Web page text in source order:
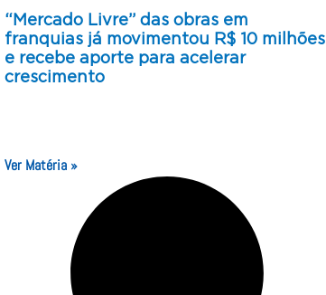
“Mercado Livre” das obras em
franquias já movimentou R$ 10 milhões
e recebe aporte para acelerar
crescimento
Ver Matéria »